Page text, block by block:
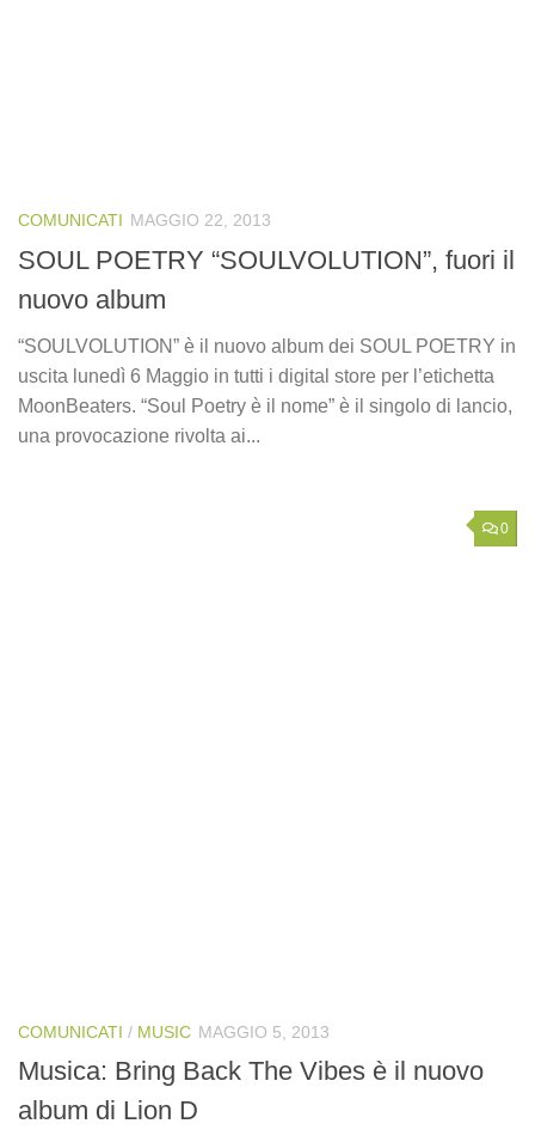
COMUNICATI MAGGIO 22, 2013
SOUL POETRY “SOULVOLUTION”, fuori il
nuovo album
“SOULVOLUTION” è il nuovo album dei SOUL POETRY in
uscita lunedì 6 Maggio in tutti i digital store per l’etichetta
MoonBeaters. “Soul Poetry è il nome” è il singolo di lancio,
una provocazione rivolta ai...
0
COMUNICATI / MUSIC MAGGIO 5, 2013
Musica: Bring Back The Vibes è il nuovo
album di Lion D